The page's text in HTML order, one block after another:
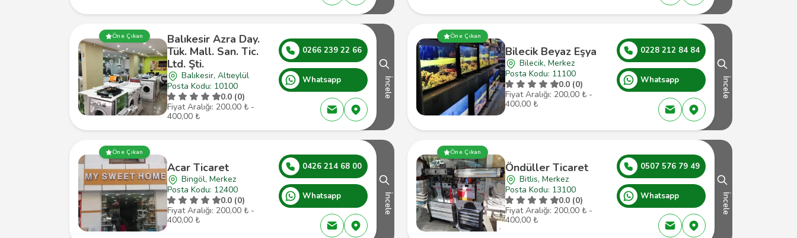
Öne Çıkan
Balıkesir Azra Day.
Tük. Mall. San. Tic.
Ltd. Şti.
Balıkesir, Altıeylül
Posta Kodu: 10100
0.0 (0)
Fiyat Aralığı: 200,00 ₺ -
400,00 ₺
0266 239 22 66
Whatsapp İncele
Öne Çıkan
Bilecik Beyaz Eşya
Bilecik, Merkez
Posta Kodu: 11100
0.0 (0)
Fiyat Aralığı: 200,00 ₺ -
400,00 ₺
0228 212 84 84
Whatsapp İncele
Öne Çıkan
Acar Ticaret
Bingöl, Merkez
Posta Kodu: 12400
0.0 (0)
Fiyat Aralığı: 200,00 ₺ -
400,00 ₺
0426 214 68 00
Whatsapp İncele
Öne Çıkan
Öndüller Ticaret
Bitlis, Merkez
Posta Kodu: 13100
0.0 (0)
Fiyat Aralığı: 200,00 ₺ -
400,00 ₺
0507 576 79 49
Whatsapp İncele